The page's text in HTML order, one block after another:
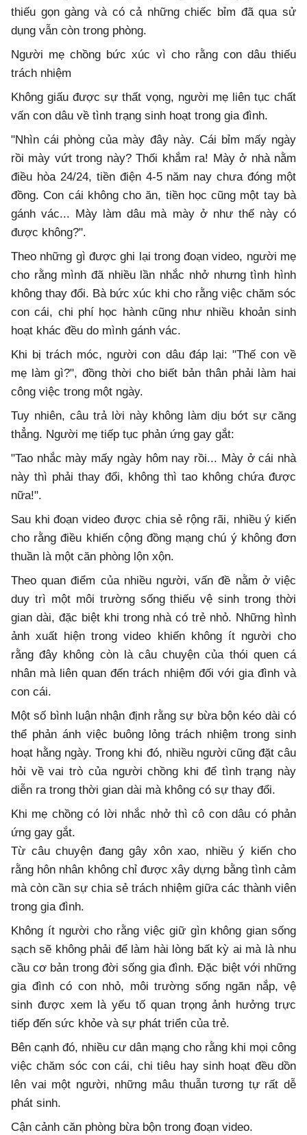
thiếu gọn gàng và có cả những chiếc bỉm đã qua sử
dụng vẫn còn trong phòng.
Người mẹ chồng bức xúc vì cho rằng con dâu thiếu
trách nhiệm
Không giấu được sự thất vọng, người mẹ liên tục chất
vấn con dâu về tình trạng sinh hoạt trong gia đình.
"Nhìn cái phòng của mày đây này. Cái bỉm mấy ngày
rồi mày vứt trong này? Thối khắm ra! Mày ở nhà nằm
điều hòa 24/24, tiền điện 4-5 năm nay chưa đóng một
đồng. Con cái không cho ăn, tiền học cũng một tay bà
gánh vác... Mày làm dâu mà mày ở như thế này có
được không?".
Theo những gì được ghi lại trong đoạn video, người mẹ
cho rằng mình đã nhiều lần nhắc nhở nhưng tình hình
không thay đổi. Bà bức xúc khi cho rằng việc chăm sóc
con cái, chi phí học hành cũng như nhiều khoản sinh
hoạt khác đều do mình gánh vác.
Khi bị trách móc, người con dâu đáp lại: "Thế con về
mẹ làm gì?", đồng thời cho biết bản thân phải làm hai
công việc trong một ngày.
Tuy nhiên, câu trả lời này không làm dịu bớt sự căng
thẳng. Người mẹ tiếp tục phản ứng gay gắt:
"Tao nhắc mày mấy ngày hôm nay rồi... Mày ở cái nhà
này thì phải thay đổi, không thì tao không chứa được
nữa!".
Sau khi đoạn video được chia sẻ rộng rãi, nhiều ý kiến
cho rằng điều khiến cộng đồng mạng chú ý không đơn
thuần là một căn phòng lộn xộn.
Theo quan điểm của nhiều người, vấn đề nằm ở việc
duy trì một môi trường sống thiếu vệ sinh trong thời
gian dài, đặc biệt khi trong nhà có trẻ nhỏ. Những hình
ảnh xuất hiện trong video khiến không ít người cho
rằng đây không còn là câu chuyện của thói quen cá
nhân mà liên quan đến trách nhiệm đối với gia đình và
con cái.
Một số bình luận nhận định rằng sự bừa bộn kéo dài có
thể phản ánh việc buông lỏng trách nhiệm trong sinh
hoạt hằng ngày. Trong khi đó, nhiều người cũng đặt câu
hỏi về vai trò của người chồng khi để tình trạng này
diễn ra trong thời gian dài mà không có sự thay đổi.
Khi mẹ chồng có lời nhắc nhở thì cô con dâu có phản
ứng gay gắt.
Từ câu chuyện đang gây xôn xao, nhiều ý kiến cho
rằng hôn nhân không chỉ được xây dựng bằng tình cảm
mà còn cần sự chia sẻ trách nhiệm giữa các thành viên
trong gia đình.
Không ít người cho rằng việc giữ gìn không gian sống
sạch sẽ không phải để làm hài lòng bất kỳ ai mà là nhu
cầu cơ bản trong đời sống gia đình. Đặc biệt với những
gia đình có con nhỏ, môi trường sống ngăn nắp, vệ
sinh được xem là yếu tố quan trọng ảnh hưởng trực
tiếp đến sức khỏe và sự phát triển của trẻ.
Bên cạnh đó, nhiều cư dân mạng cho rằng khi mọi công
việc chăm sóc con cái, chi tiêu hay sinh hoạt đều dồn
lên vai một người, những mâu thuẫn tương tự rất dễ
phát sinh.
Cận cảnh căn phòng bừa bộn trong đoạn video.